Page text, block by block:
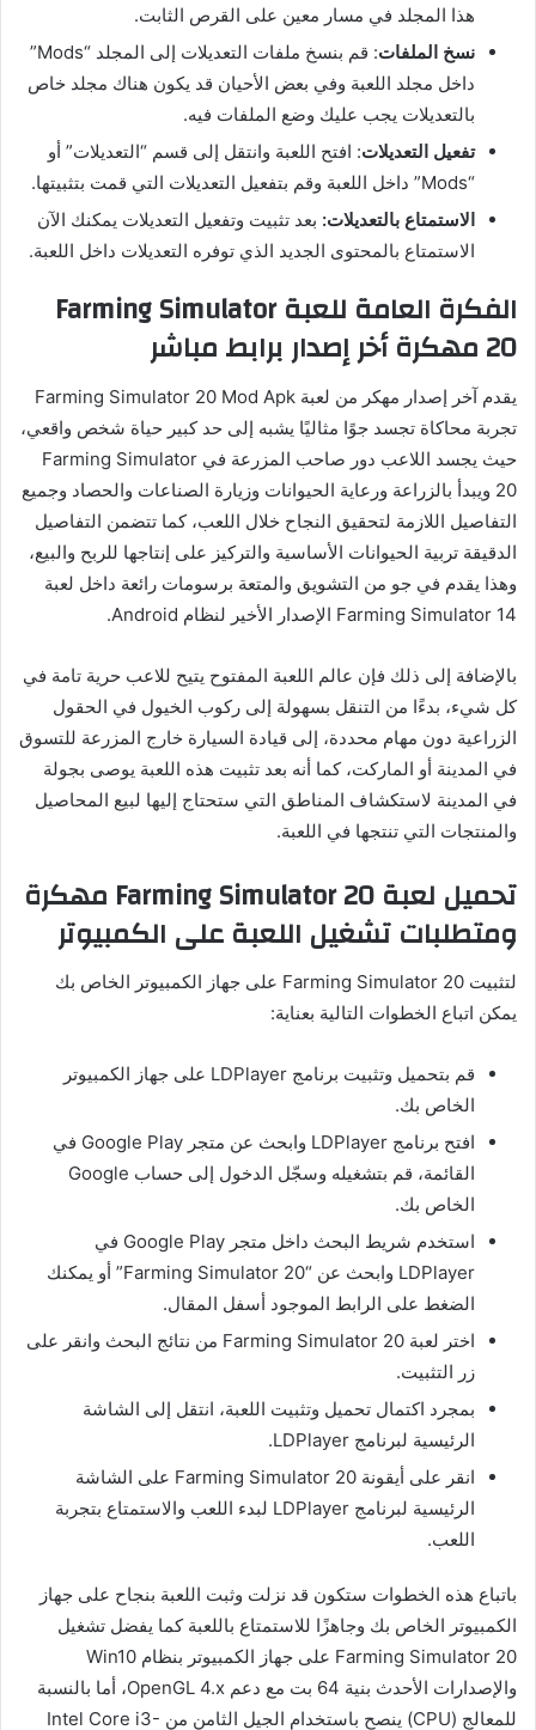
هذا المجلد في مسار معين على القرص الثابت.
نسخ الملفات
: قم بنسخ ملفات التعديلات إلى المجلد “Mods”
داخل مجلد اللعبة وفي بعض الأحيان قد يكون هناك مجلد خاص
بالتعديلات يجب عليك وضع الملفات فيه.
تفعيل التعديلات: افتح اللعبة وانتقل إلى قسم “التعديلات” أو
“Mods” داخل اللعبة وقم بتفعيل التعديلات التي قمت بتثبيتها.
الاستمتاع بالتعديلات: بعد تثبيت وتفعيل التعديلات يمكنك الآن
الاستمتاع بالمحتوى الجديد الذي توفره التعديلات داخل اللعبة.
الفكرة العامة للعبةFarming Simulator
20 مهكرة أخر إصدار برابط مباشر
يقدم آخر إصدار مهكر من لعبة Farming Simulator 20 Mod Apk
تجربة محاكاة تجسد جوًا مثاليًا يشبه إلى حد كبير حياة شخص واقعي،
حيث يجسد اللاعب دور صاحب المزرعة في Farming Simulator
20 ويبدأ بالزراعة ورعاية الحيوانات وزيارة الصناعات والحصاد وجميع
التفاصيل اللازمة لتحقيق النجاح خلال اللعب، كما تتضمن التفاصيل
الدقيقة تربية الحيوانات الأساسية والتركيز على إنتاجها للربح والبيع،
وهذا يقدم في جو من التشويق والمتعة برسومات رائعة داخل لعبة
Farming Simulator 14 الإصدار الأخير لنظام Android.
بالإضافة إلى ذلك فإن عالم اللعبة المفتوح يتيح للاعب حرية تامة في
كل شيء، بدءًا من التنقل بسهولة إلى ركوب الخيول في الحقول
الزراعية دون مهام محددة، إلى قيادة السيارة خارج المزرعة للتسوق
في المدينة أو الماركت، كما أنه بعد تثبيت هذه اللعبة يوصى بجولة
في المدينة لاستكشاف المناطق التي ستحتاج إليها لبيع المحاصيل
والمنتجات التي تنتجها في اللعبة.
تحميل لعبة Farming Simulator 20 مهكرة
ومتطلبات تشغيل اللعبة على الكمبيوتر
لتثبيت Farming Simulator 20 على جهاز الكمبيوتر الخاص بك
يمكن اتباع الخطوات التالية بعناية:
قم بتحميل وتثبيت برنامج LDPlayer على جهاز الكمبيوتر
الخاص بك.
افتح برنامج LDPlayer وابحث عن متجر Google Play في
القائمة، قم بتشغيله وسجّل الدخول إلى حساب Google
الخاص بك.
استخدم شريط البحث داخل متجر Google Play في
LDPlayer وابحث عن “Farming Simulator 20” أو يمكنك
الضغط على الرابط الموجود أسفل المقال.
اختر لعبة Farming Simulator 20 من نتائج البحث وانقر على
زر التثبيت.
بمجرد اكتمال تحميل وتثبيت اللعبة، انتقل إلى الشاشة
الرئيسية لبرنامج LDPlayer.
انقر على أيقونة Farming Simulator 20 على الشاشة
الرئيسية لبرنامج LDPlayer لبدء اللعب والاستمتاع بتجربة
اللعب.
باتباع هذه الخطوات ستكون قد نزلت وثبت اللعبة بنجاح على جهاز
الكمبيوتر الخاص بك وجاهزًا للاستمتاع باللعبة كما يفضل تشغيل
Farming Simulator 20 على جهاز الكمبيوتر بنظام Win10
والإصدارات الأحدث بنية 64 بت مع دعم OpenGL 4.x، أما بالنسبة
للمعالج (CPU) ينصح باستخدام الجيل الثامن من Intel Core i3-